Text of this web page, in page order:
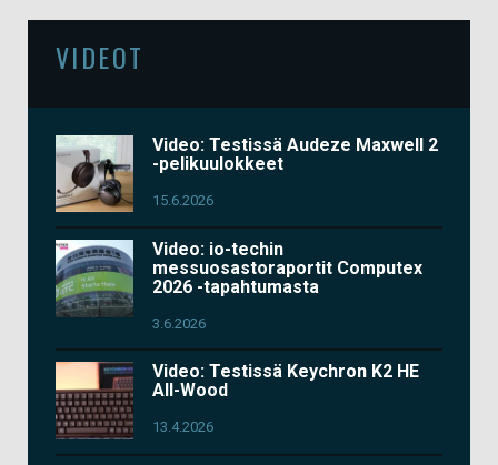
VIDEOT
Video: Testissä Audeze Maxwell 2
-pelikuulokkeet
15.6.2026
Video: io-techin
messuosastoraportit Computex
2026 -tapahtumasta
3.6.2026
Video: Testissä Keychron K2 HE
All-Wood
13.4.2026